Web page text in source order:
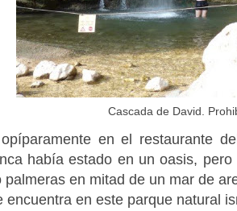
Cascada de David.
en el restaurante
había estado en un oasis,
palmeras en mitad de un mar de
encuentra en este parque natural